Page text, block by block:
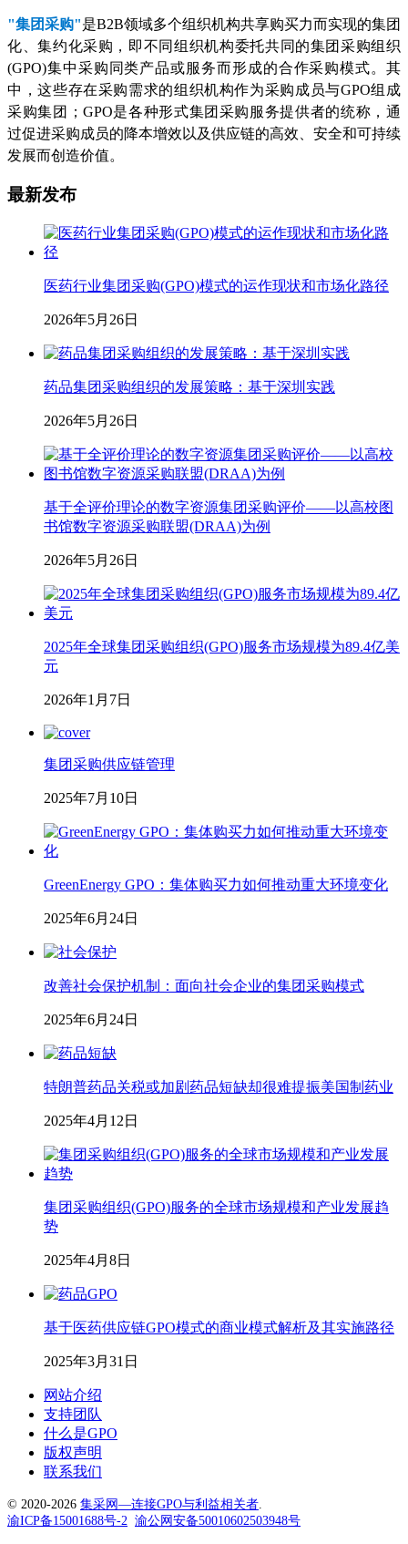
"集团采购"是B2B领域多个组织机构共享购买力而实现的集团
化、集约化采购，即不同组织机构委托共同的集团采购组织
(GPO)集中采购同类产品或服务而形成的合作采购模式。其
中，这些存在采购需求的组织机构作为采购成员与GPO组成
采购集团；GPO是各种形式集团采购服务提供者的统称，通
过促进采购成员的降本增效以及供应链的高效、安全和可持续
发展而创造价值。
最新发布
医药行业集团采购(GPO)模式的运作现状和市场化路径
2026年5月26日
药品集团采购组织的发展策略：基于深圳实践
2026年5月26日
基于全评价理论的数字资源集团采购评价——以高校图
书馆数字资源采购联盟(DRAA)为例
2026年5月26日
2025年全球集团采购组织(GPO)服务市场规模为89.4亿美
元
2026年1月7日
集团采购供应链管理
2025年7月10日
GreenEnergy GPO：集体购买力如何推动重大环境变化
2025年6月24日
改善社会保护机制：面向社会企业的集团采购模式
2025年6月24日
特朗普药品关税或加剧药品短缺却很难提振美国制药业
2025年4月12日
集团采购组织(GPO)服务的全球市场规模和产业发展趋
势
2025年4月8日
基于医药供应链GPO模式的商业模式解析及其实施路径
2025年3月31日
网站介绍
支持团队
什么是GPO
版权声明
联系我们
© 2020-2026 集采网—连接GPO与利益相关者.
渝ICP备15001688号-2 渝公网安备50010602503948号